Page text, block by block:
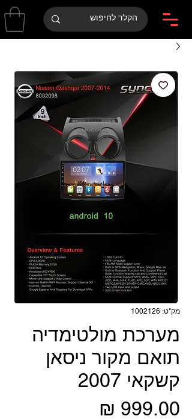
מק"ט: 1002126
מערכת מולטימדיה
תואם מקור ניסאן
קשקאי 2007